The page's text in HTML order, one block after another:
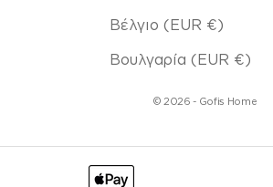
Βέλγιο (EUR €)
Βουλγαρία (EUR €)
© 2026 - Gofis Home